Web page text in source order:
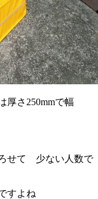
さ250mmで幅
せて 少ない人数で
すよね